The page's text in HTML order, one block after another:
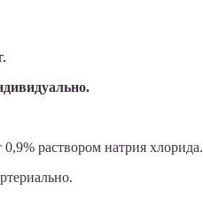
раствором натрия хлорида.